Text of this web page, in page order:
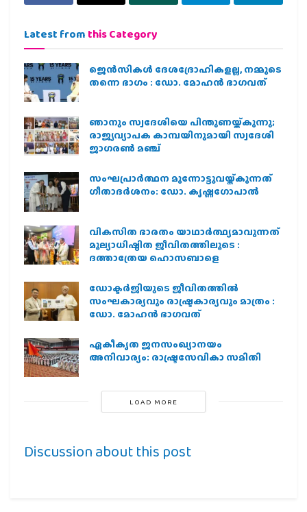
Latest from this Category
ജെന്‍സികള്‍ ദേശദ്രോഹികളല്ല, നമ്മുടെ
തന്നെ ഭാഗം : ഡോ. മോഹന്‍ ഭാഗവത്
ഞാനും സ്വദേശിയെ പിന്തുണയ്ക്കുന്നു;
രാജ്യവ്യാപക കാമ്പയിനുമായി സ്വദേശി
ജാഗരണ്‍ മഞ്ച്
സംഘപ്രാര്‍ത്ഥന മുന്നോട്ടുവയ്ക്കുന്നത്
ഗീതാദര്‍ശനം: ഡോ. കൃഷ്ണഗോപാല്‍
വികസിത ഭാരതം യാഥാർത്ഥ്യമാവുന്നത്
മൂല്യാധിഷ്ഠിത ജീവിതത്തിലൂടെ :
ദത്താത്രേയ ഹൊസബാളെ
ഡോക്ടർജിയുടെ ജീവിതത്തിൽ
സംഘകാര്യവും രാഷ്ട്രകാര്യവും മാത്രം :
ഡോ. മോഹൻ ഭാഗവത്
ഏകീകൃത ജനസംഖ്യാനയം
അനിവാര്യം: രാഷ്ട്രസേവികാ സമിതി
LOAD MORE
Discussion about this post